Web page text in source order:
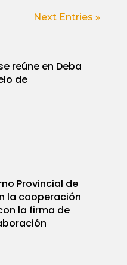
Next Entries »
reúne en Deba
de
Provincial de
la cooperación
la firma de